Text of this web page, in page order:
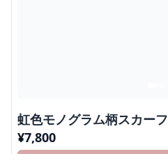
虹色モノグラム柄スカーフ
¥7,800